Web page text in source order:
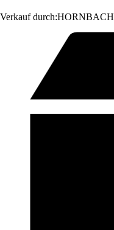
Verkauf durch:HORNBACH